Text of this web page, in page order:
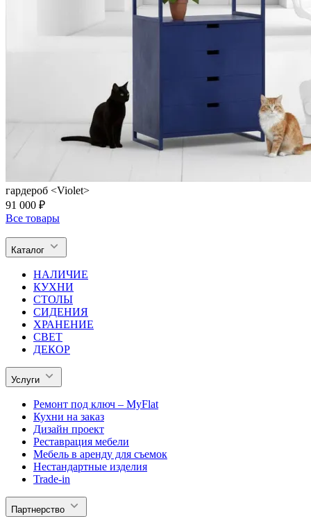
гардероб <Violet>
91 000 ₽
Все товары
Каталог
НАЛИЧИЕ
КУХНИ
СТОЛЫ
СИДЕНИЯ
ХРАНЕНИЕ
СВЕТ
ДЕКОР
Услуги
Ремонт под ключ – MyFlat
Кухни на заказ
Дизайн проект
Реставрация мебели
Мебель в аренду для съемок
Нестандартные изделия
Trade-in
Партнерство